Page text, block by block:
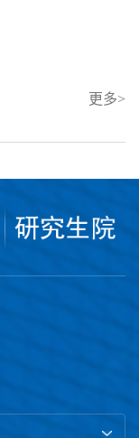
更多>